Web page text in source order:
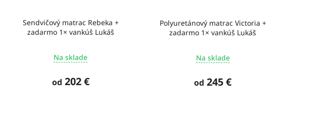
Sendvičový matrac Rebeka +
zadarmo 1× vankúš Lukáš
Na sklade
od 202 €
Polyuretánový matrac Victoria +
zadarmo 1× vankúš Lukáš
Na sklade
od 245 €